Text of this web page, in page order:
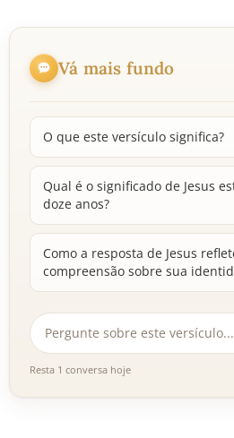
Vá mais fundo
O que este versículo significa?
Qual é o significado de Jesus
doze anos?
Como a resposta de Jesus
compreensão sobre sua
Resta 1 conversa hoje